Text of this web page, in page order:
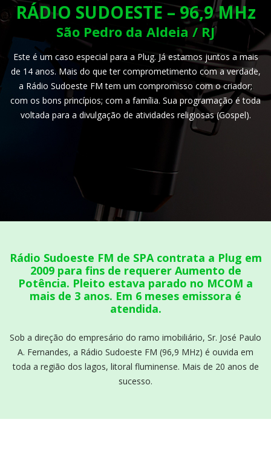
RÁDIO SUDOESTE – 96,9 MHz
São Pedro da Aldeia / RJ
Este é um caso especial para a Plug. Já estamos juntos a mais
de 14 anos. Mais do que ter comprometimento com a verdade,
a Rádio Sudoeste FM tem um compromisso com o criador;
com os bons princípios; com a família. Sua programação é toda
voltada para a divulgação de atividades religiosas (Gospel).
Rádio Sudoeste FM de SPA contrata a Plug em
2009 para fins de requerer Aumento de
Potência. Pleito estava parado no MCOM a
mais de 3 anos. Em 6 meses emissora é
atendida.
Sob a direção do empresário do ramo imobiliário, Sr. José Paulo
A. Fernandes, a Rádio Sudoeste FM (96,9 MHz) é ouvida em
toda a região dos lagos, litoral fluminense. Mais de 20 anos de
sucesso.